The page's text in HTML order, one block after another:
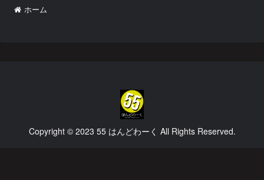
ホーム
Copyright © 2023 55 はんどわーく All Rights Reserved.